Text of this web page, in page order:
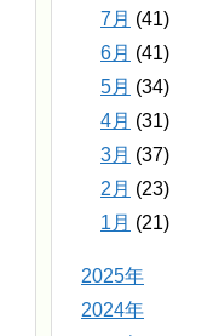
7月 (41)
6月 (41)
5月 (34)
4月 (31)
3月 (37)
2月 (23)
1月 (21)
2025年
2024年